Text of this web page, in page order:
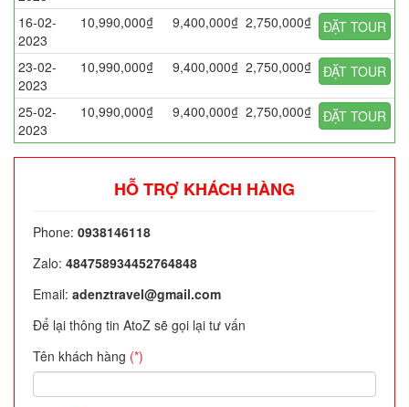
16-02-
2023
10,990,000₫ 9,400,000₫ 2,750,000₫ ĐẶT TOUR
23-02-
2023
10,990,000₫ 9,400,000₫ 2,750,000₫ ĐẶT TOUR
25-02-
2023
10,990,000₫ 9,400,000₫ 2,750,000₫ ĐẶT TOUR
HỖ TRỢ KHÁCH HÀNG
Phone: 0938146118
Zalo: 484758934452764848
Email: adenztravel@gmail.com
Để lại thông tin AtoZ sẽ gọi lại tư vấn
Tên khách hàng (*)